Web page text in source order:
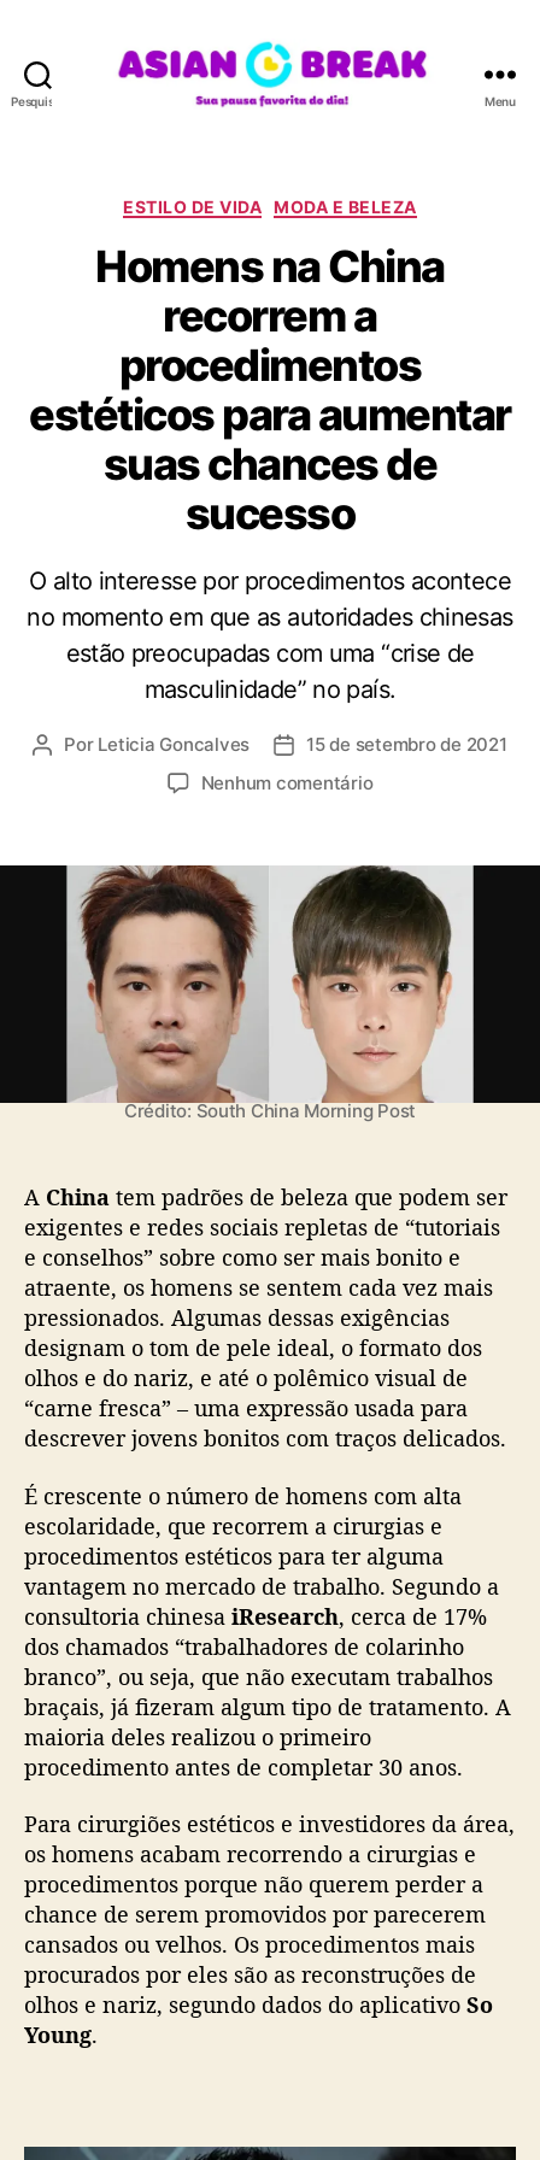
Pesquisar
A
B
R
E
A
K
Menu
C
t
e
g
o
r
i
a
ESTILO DE VIDA MODA E BELEZA
Homens na China
recorrem a
procedimentos
estéticos para aumentar
suas chances de
sucesso
O alto interesse por procedimentos acontece
no momento em que as autoridades chinesas
estão preocupadas com uma “crise de
masculinidade” no país.
A Por Leticia Goncalves
D
u
b
ã
15 de setembro de 2021
Nenhum comentárioe
o
e
n
s
n
a
C
h
i
n
e
c
o
r
r
e
a
p
r
c
e
d
i
e
n
t
o
e
t
é
t
i
c
o
s
p
Crédito: South China Morning Post
A China tem padrões de beleza que podem ser
exigentes e redes sociais repletas de “tutoriais
e conselhos” sobre como ser mais bonito e
atraente, os homens se sentem cada vez mais
pressionados. Algumas dessas exigências
designam o tom de pele ideal, o formato dos
olhos e do nariz, e até o polêmico visual de
“carne fresca” – uma expressão usada para
descrever jovens bonitos com traços delicados.
É crescente o número de homens com alta
escolaridade, que recorrem a cirurgias e
procedimentos estéticos para ter alguma
vantagem no mercado de trabalho. Segundo a
consultoria chinesa iResearch, cerca de 17%
dos chamados “trabalhadores de colarinho
branco”, ou seja, que não executam trabalhos
braçais, já fizeram algum tipo de tratamento. A
maioria deles realizou o primeiro
procedimento antes de completar 30 anos.
Para cirurgiões estéticos e investidores da área,
os homens acabam recorrendo a cirurgias e
procedimentos porque não querem perder a
chance de serem promovidos por parecerem
cansados ou velhos. Os procedimentos mais
procurados por eles são as reconstruções de
olhos e nariz, segundo dados do aplicativo So
Young.